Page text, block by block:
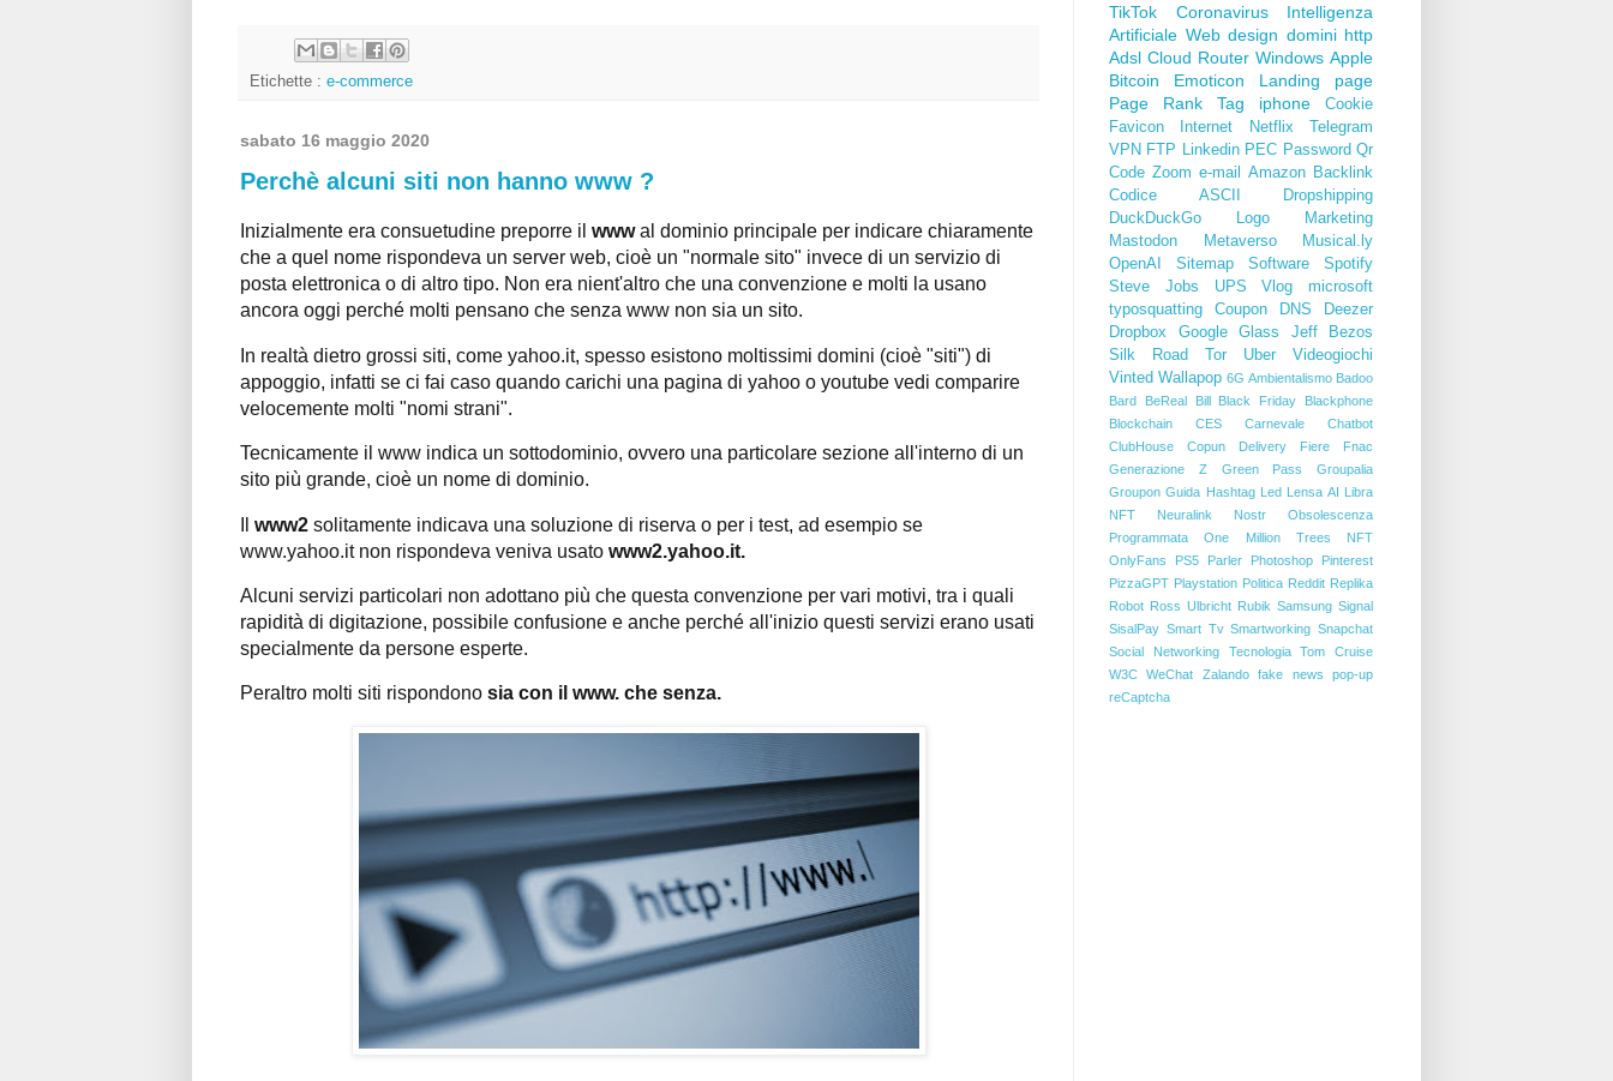
Etichette : e-commerce
sabato 16 maggio 2020
Perchè alcuni siti non hanno www ?
Inizialmente era consuetudine preporre il wwwal dominio principale per indicare chiaramente
che a quel nome rispondeva un server web, cioè un "normale sito" invece di un servizio di
posta elettronica o di altro tipo. Non era nient'altro che una convenzione e molti la usano
ancora oggi perché molti pensano che senza www non sia un sito.
In realtà dietro grossi siti, come yahoo.it, spesso esistono moltissimi domini (cioè "siti") di
appoggio, infatti se ci fai caso quando carichi una pagina di yahoo o youtube vedi comparire
velocemente molti "nomi strani".
Tecnicamente il www indica un sottodominio, ovvero una particolare sezione all'interno di un
sito più grande, cioè un nome di dominio.
www2 solitamente indicava una soluzione di riserva o per i test, ad esempio se
www.yahoo.it non rispondeva veniva usato www2.yahoo.it.
Alcuni servizi particolari non adottano più che questa convenzione per vari motivi, tra i quali
rapidità di digitazione, possibile confusione e anche perché all'inizio questi servizi erano usati
specialmente da persone esperte.
Peraltro molti siti rispondono sia con il www. che senza.
TikTok
Coronavirus
Intelligenza
Artificiale Web design domini http
Adsl Cloud Router Windows Apple
Bitcoin
Emoticon
Landing page
Page Rank
Tag iphone
Cookie
Favicon
Internet Netflix
Telegram
VPN FTP Linkedin PEC Password Qr
Code Zoom e-mail Amazon Backlink
Codice ASCII
Dropshipping
DuckDuckGo
Logo
Marketing
Mastodon
Metaverso
Musical.ly
OpenAI
Sitemap Software
Spotify
Steve Jobs
UPS Vlog
microsoft
typosquatting
Coupon DNS
Deezer
Dropbox
Google Glass
Jeff Bezos
Silk Road
Tor Uber
Videogiochi
Vinted Wallapop 6G Ambientalismo Badoo
Bard
BeReal Bill Black Friday
Blackphone
Blockchain
CES Carnevale
Chatbot
ClubHouse
Copun Delivery Fiere
Fnac
Generazione Z
Green Pass
Groupalia
Groupon Guida Hashtag Led Lensa AI Libra
NFT
Neuralink Nostr
Obsolescenza
Programmata
One Million Trees NFT
OnlyFans
PS5 Parler Photoshop
Pinterest
PizzaGPT Playstation Politica Reddit Replika
Robot Ross Ulbricht Rubik Samsung Signal
SisalPay Smart Tv Smartworking Snapchat
Social Networking
Tecnologia
Tom Cruise
W3C
WeChat Zalando fake news
pop-up
reCaptcha